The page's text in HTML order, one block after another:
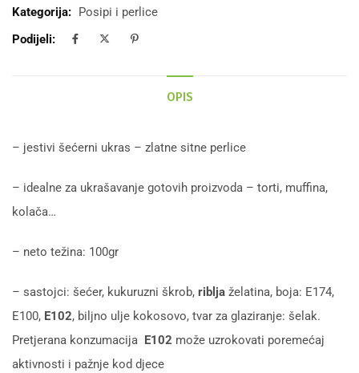
Kategorija:
Posipi i perlice
Podijeli:
OPIS
– jestivi šećerni ukras – zlatne sitne perlice
– idealne za ukrašavanje gotovih proizvoda – torti, muffina,
kolača…
– neto težina: 100gr
– sastojci: šećer, kukuruzni škrob, riblja želatina, boja: E174,
E100, E102, biljno ulje kokosovo, tvar za glaziranje: šelak.
Pretjerana konzumacija
E102 može uzrokovati poremećaj
aktivnosti i pažnje kod djece